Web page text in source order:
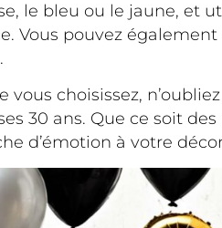
le bleu ou le jaune, et
Vous pouvez
choisissez,
30 ans. Que ce soit
d’émotion à votre